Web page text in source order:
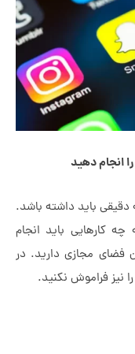
داشته باشد.
انجام
دارید. در
نکنید.